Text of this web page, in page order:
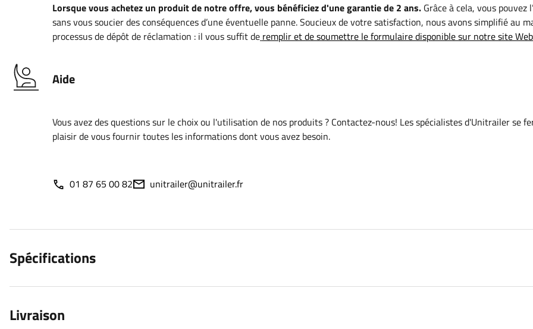
Lorsque vous achetez un produit de notre offre, vous bénéficiez d'une garantie de 2 ans. Grâce à cela, vous pouvez
sans vous soucier des conséquences d’une éventuelle panne. Soucieux de votre satisfaction, nous avons simplifié au
processus de dépôt de réclamation : il vous suffit de remplir et de soumettre le formulaire disponible sur notre site
Aide
Vous avez des questions sur le choix ou l'utilisation de nos produits ? Contactez-nous! Les spécialistes d'Unitrailer se
plaisir de vous fournir toutes les informations dont vous avez besoin.
01 87 65 00 82 unitrailer@unitrailer.fr
Spécifications
Livraison